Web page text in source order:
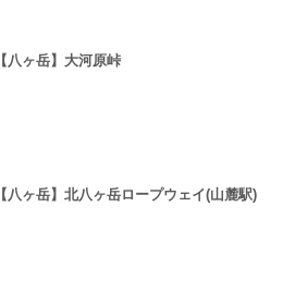
【八ヶ岳】大河原峠
【八ヶ岳】北八ヶ岳ロープウェイ(山麓駅)